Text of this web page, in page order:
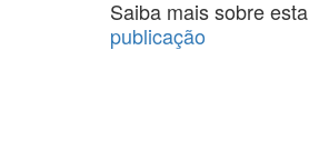
Saiba mais sobre esta
publicação